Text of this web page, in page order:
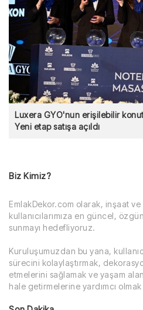
Luxera GYO'nun erişilebilir
Yeni etap satışa açıldı
Biz Kimiz?
EmlakDekor.com olarak, inşaat
kullanıcılarımıza en güncel,
sunmayı hedefliyoruz.
Kuruluşumuzdan bu yana,
sürecini kolaylaştırmak,
etmelerini sağlamak ve yaşam
hale getirmelerine yardımcı